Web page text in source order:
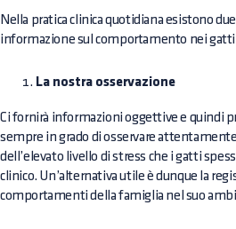
Nella pratica clinica quotidiana esistono
informazione sul comportamento nei
La nostra osservazione
Ci fornirà informazioni oggettive e quindi
sempre in grado di osservare
dell’elevato livello di stress che i gatti
clinico. Un’alternativa utile è dunque la
comportamenti della famiglia nel suo